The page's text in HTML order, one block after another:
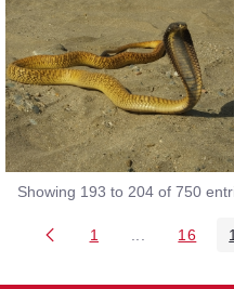
Showing 193 to 204 of 750
Page
1 Intermediate
Page
16